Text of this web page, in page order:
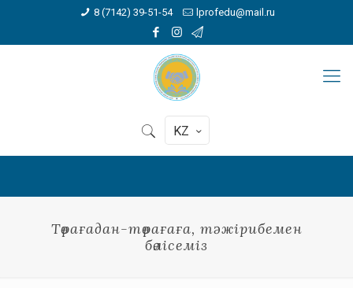
8 (7142) 39-51-54 lprofedu@mail.ru
KZ
Төрағадан-төрағаға, тәжірибемен
бөлісеміз